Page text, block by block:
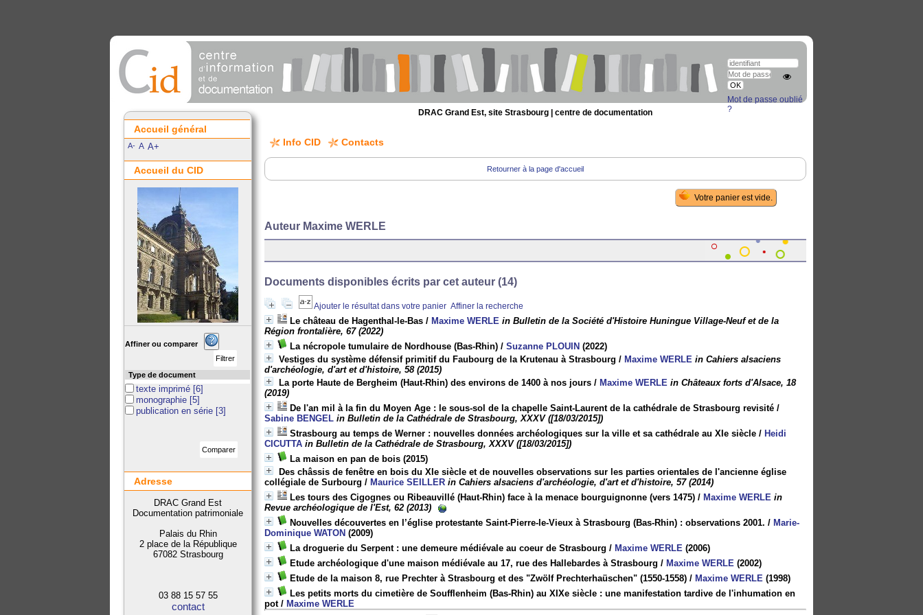
DRAC Grand Est, site Strasbourg | centre de documentation
Info CID Contacts
Retourner à la page d'accueil
Auteur Maxime WERLE
Documents disponibles écrits par cet auteur (14)
Ajouter le résultat dans votre panier Affiner la recherche
Le château de Hagenthal-le-Bas / Maxime WERLE in Bulletin de la Société d'Histoire Huningue Village-Neuf et de la
Région frontalière, 67 (2022)
La nécropole tumulaire de Nordhouse (Bas-Rhin) /Suzanne PLOUIN (2022)
Vestiges du système défensif primitif du Faubourg de la Krutenau à Strasbourg / Maxime WERLE in Cahiers alsaciens
d'archéologie, d'art et d'histoire, 58 (2015)
La porte Haute de Bergheim (Haut-Rhin) des environs de 1400 à nos jours / Maxime WERLE in Châteaux forts d'Alsace, 18
(2019)
De l'an mil à la fin du Moyen Age : le sous-sol de la chapelle Saint-Laurent de la cathédrale de Strasbourg revisité /
Sabine BENGEL in Bulletin de la Cathédrale de Strasbourg, XXXV ([18/03/2015])
Strasbourg au temps de Werner : nouvelles données archéologiques sur la ville et sa cathédrale au XIe siècle / Heidi
CICUTTA in Bulletin de la Cathédrale de Strasbourg, XXXV ([18/03/2015])
La maison en pan de bois (2015)
Des châssis de fenêtre en bois du XIe siècle et de nouvelles observations sur les parties orientales de l'ancienne église
collégiale de Surbourg / Maurice SEILLER in Cahiers alsaciens d'archéologie, d'art et d'histoire, 57 (2014)
Les tours des Cigognes ou Ribeauvillé (Haut-Rhin) face à la menace bourguignonne (vers 1475) / Maxime WERLE in
Revue archéologique de l'Est, 62 (2013)
Nouvelles découvertes en l’église protestante Saint-Pierre-le-Vieux à Strasbourg (Bas-Rhin) : observations 2001. / Marie-
Dominique WATON (2009)
La droguerie du Serpent : une demeure médiévale au coeur de Strasbourg / Maxime WERLE (2006)
Etude archéologique d'une maison médiévale au 17, rue des Hallebardes à Strasbourg / Maxime WERLE (2002)
Etude de la maison 8, rue Prechter à Strasbourg et des "Zwölf Prechterhaüschen" (1550-1558) / Maxime WERLE (1998)
Les petits morts du cimetière de Soufflenheim (Bas-Rhin) au XIXe siècle : une manifestation tardive de l'inhumation en
pot/ Maxime WERLE
Accueil général
A- A A+
Accueil du CID
Mot de passe oublié
?
Affiner ou comparer
Type de document
texte imprimé [6]
monographie [5]
publication en série [3]
Adresse
DRAC Grand Est
Documentation patrimoniale
Palais du Rhin
2 place de la République
67082 Strasbourg
03 88 15 57 55
contact